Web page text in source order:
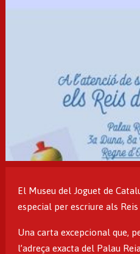
El Museu del Joguet de
especial per escriure als Reis
Una carta excepcional que,
l’adreça exacta del Palau